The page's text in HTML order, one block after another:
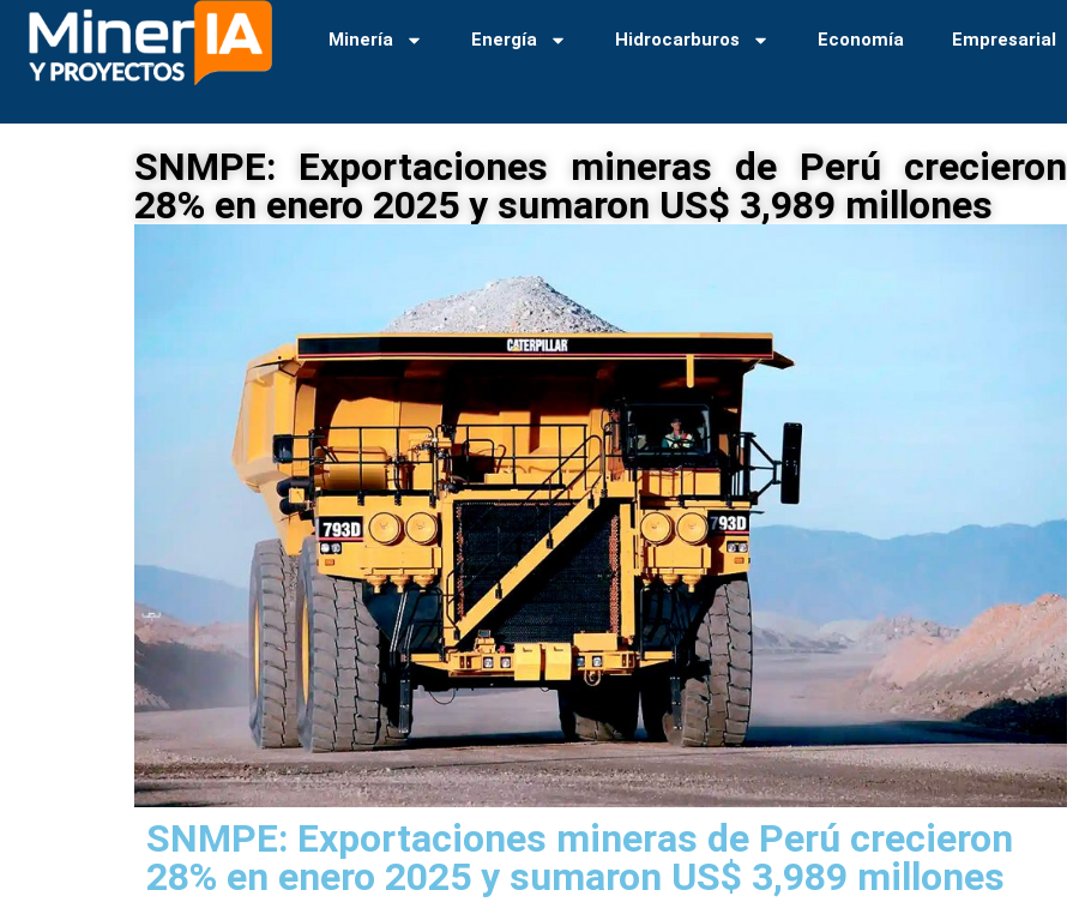
Minería Energía Hidrocarburos Economía Empresarial
SNMPE: Exportaciones mineras de Perú crecieron
28% en enero 2025 y sumaron US$ 3,989 millones
SNMPE: Exportaciones mineras de Perú crecieron
28% en enero 2025 y sumaron US$ 3,989 millones